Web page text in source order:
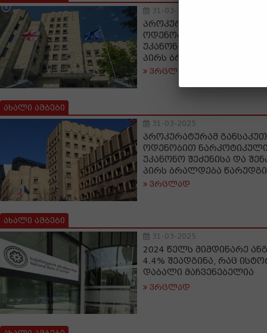
31-03-2025
პროკურატურამ
ოდენობით ნარკოტიკული
უკანონო შეძენისა და
პირს ბრალდება
ვრცლად
ახალი ამბები
31-03-2025
პროკურატურამ
ოდენობით ნარკოტიკული
უკანონო შეძენისა და
პირს ბრალდება
ვრცლად
ახალი ამბები
31-03-2025
2024 წელს მიმდინარე
4.4% შეადგინა, რაც
დაბალი მაჩვენებელია
ვრცლად